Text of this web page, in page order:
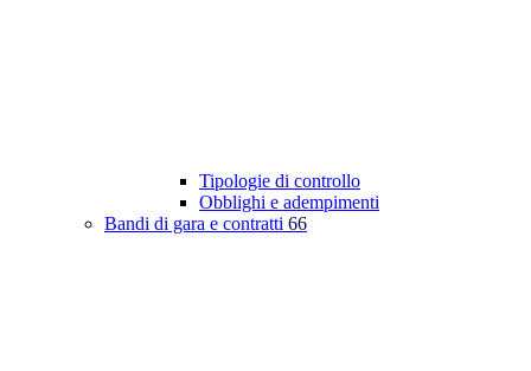
Tipologie di controllo
Obblighi e adempimenti
Bandi di gara e contratti 66